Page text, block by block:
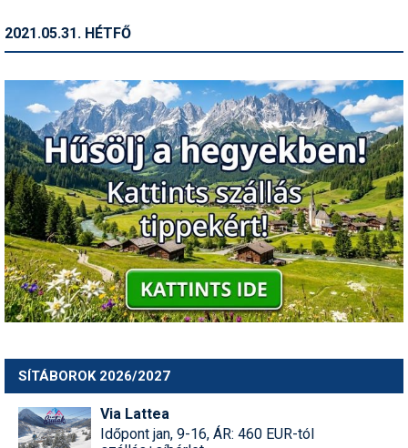
2021.05.31. HÉTFŐ
SÍTÁBOROK 2026/2027
Via Lattea
Időpont jan, 9-16, ÁR: 460 EUR-tól